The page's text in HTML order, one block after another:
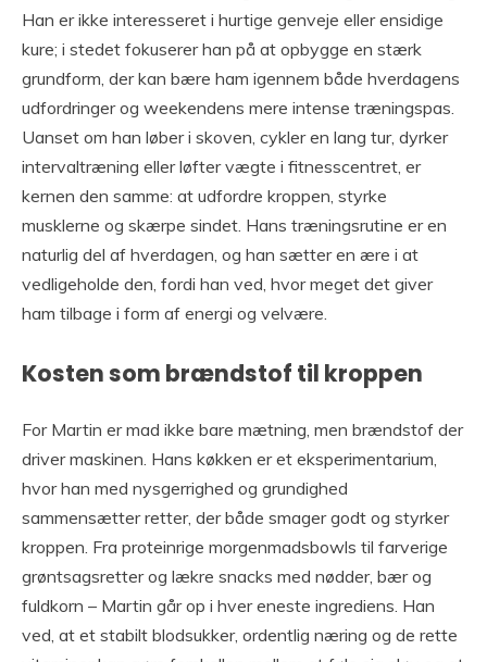
Han er ikke interesseret i hurtige genveje eller ensidige
kure; i stedet fokuserer han på at opbygge en stærk
grundform, der kan bære ham igennem både hverdagens
udfordringer og weekendens mere intense træningspas.
Uanset om han løber i skoven, cykler en lang tur, dyrker
intervaltræning eller løfter vægte i fitnesscentret, er
kernen den samme: at udfordre kroppen, styrke
musklerne og skærpe sindet. Hans træningsrutine er en
naturlig del af hverdagen, og han sætter en ære i at
vedligeholde den, fordi han ved, hvor meget det giver
ham tilbage i form af energi og velvære.
Kosten som brændstof til kroppen
For Martin er mad ikke bare mætning, men brændstof der
driver maskinen. Hans køkken er et eksperimentarium,
hvor han med nysgerrighed og grundighed
sammensætter retter, der både smager godt og styrker
kroppen. Fra proteinrige morgenmadsbowls til farverige
grøntsagsretter og lækre snacks med nødder, bær og
fuldkorn – Martin går op i hver eneste ingrediens. Han
ved, at et stabilt blodsukker, ordentlig næring og de rette